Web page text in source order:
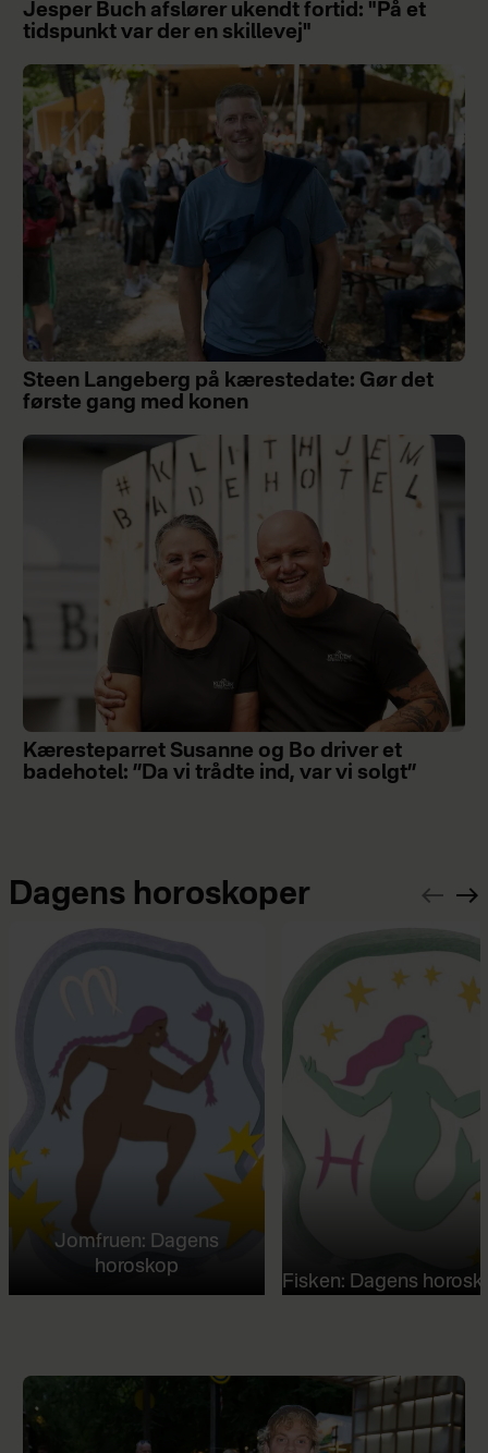
Jesper Buch afslører ukendt fortid: "På et
tidspunkt var der en skillevej"
Steen Langeberg på kærestedate: Gør det
første gang med konen
Kæresteparret Susanne og Bo driver et
badehotel: ”Da vi trådte ind, var vi solgt”
Dagens horoskoper
Jomfruen: Dagens
horoskop
Fisken: Dagens